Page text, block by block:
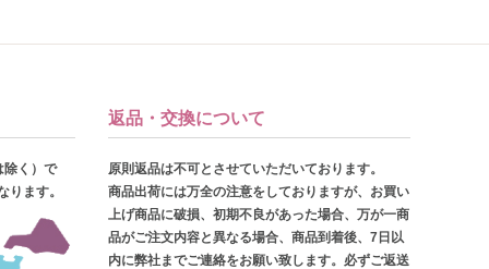
除く）で
ります。
返品・交換について
原則返品は不可とさせていただいております。
商品出荷には万全の注意をしておりますが、お買い
上げ商品に破損、初期不良があった場合、万が一商
品がご注文内容と異なる場合、商品到着後、7日以
内に弊社までご連絡をお願い致します。必ずご返送